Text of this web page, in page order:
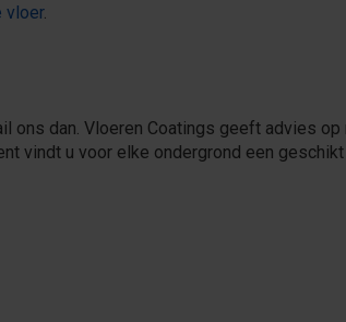
vloer.
ons dan. Vloeren Coatings geeft advies
vindt u voor elke ondergrond een